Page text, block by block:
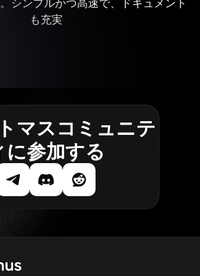
シンプルかつ高速で、ドキュメント
も充実
マスコミュニテ
に参加する